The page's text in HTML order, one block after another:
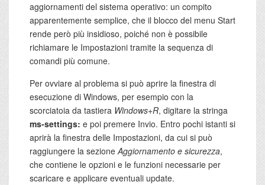
aggiornamenti del sistema operativo: un compito
apparentemente semplice, che il blocco del menu Start
rende però più insidioso, poiché non è possibile
richiamare le Impostazioni tramite la sequenza di
comandi più comune.
Per ovviare al problema si può aprire la finestra di
esecuzione di Windows, per esempio con la
scorciatoia da tastiera Windows+R, digitare la stringa
ms-settings: e poi premere Invio. Entro pochi istanti si
aprirà la finestra delle Impostazioni, da cui si può
raggiungere la sezioneAggiornamento e sicurezza,
che contiene le opzioni e le funzioni necessarie per
scaricare e applicare eventuali update.